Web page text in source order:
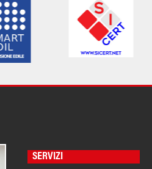
SERVIZI